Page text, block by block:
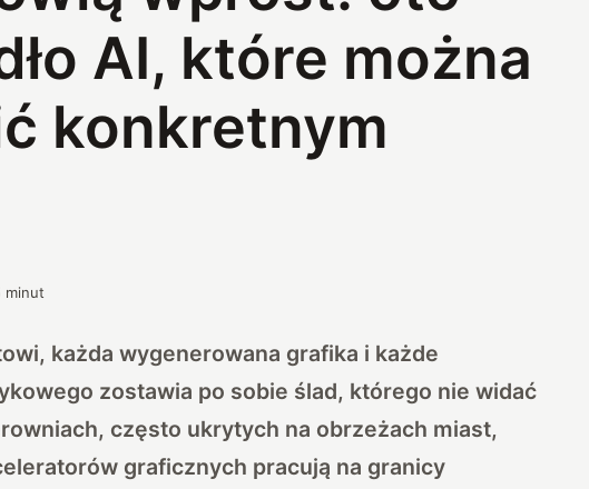
AI, które można
konkretnym
minut
każda wygenerowana grafika i każde
zostawia po sobie ślad, którego nie widać
często ukrytych na obrzeżach miast,
graficznych pracują na granicy